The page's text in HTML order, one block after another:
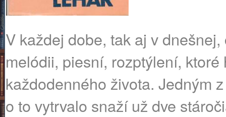
V každej dobe, tak aj v
melódii, piesní, rozptýlení,
každodenného života. Jedným
o to vytrvalo snaží už dve